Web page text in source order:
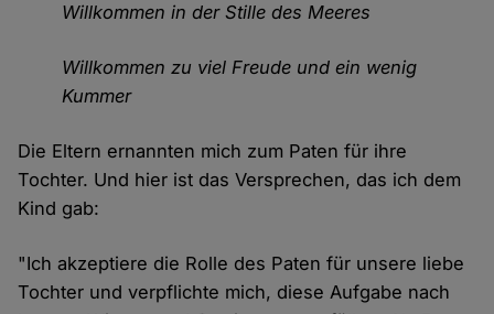
Willkommen in der Stille des Meeres
Willkommen zu viel Freude und ein wenig
Kummer
Die Eltern ernannten mich zum Paten für ihre
Tochter. Und hier ist das Versprechen, das ich dem
Kind gab:
"Ich akzeptiere die Rolle des Paten für unsere liebe
Tochter und verpflichte mich, diese Aufgabe nach